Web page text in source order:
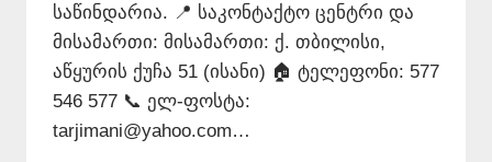
საწინდარია. 📍 საკონტაქტო ცენტრი და
მისამართი: მისამართი: ქ. თბილისი,
აწყურის ქუჩა 51 (ისანი) 🏠 ტელეფონი: 577
546 577 📞 ელ-ფოსტა:
tarjimani@yahoo.com…